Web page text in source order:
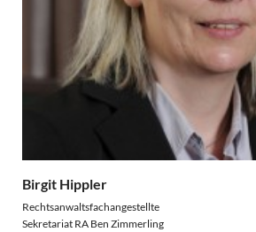
Birgit Hippler
Rechtsanwaltsfachangestellte
Sekretariat RA Ben Zimmerling